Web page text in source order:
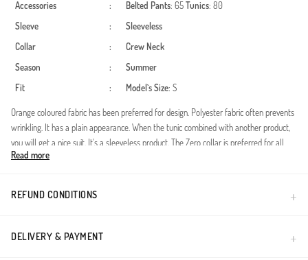
Accessories
: Belted Pants: 65Tunics: 80
Sleeve
:
Sleeveless
Collar
:
Crew Neck
Season
:
Summer
Fit
: Model`s Size: S
Orange coloured fabric has been preferred for design. Polyester fabric often prevents
wrinkling. It has a plain appearance. When the tunic combined with another product,
you will get a nice suit. It's a sleeveless product. The Zero collar is preferred for all
types of clothing. Designed for summer use. The size worn by the model, is the one on
Yaz mevsiminin enerjisini havuz başında konforla buluşturan bu özel tasarım,
yapmayan özel yapısıyla dikkat çeker.Kumaş Özelliği: %100 yüksek kaliteli polyester
Read more
REFUND CONDITIONS
DELIVERY & PAYMENT